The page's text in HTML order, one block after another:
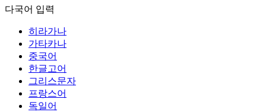
다국어 입력
히라가나
가타카나
중국어
한글고어
그리스문자
프랑스어
독일어